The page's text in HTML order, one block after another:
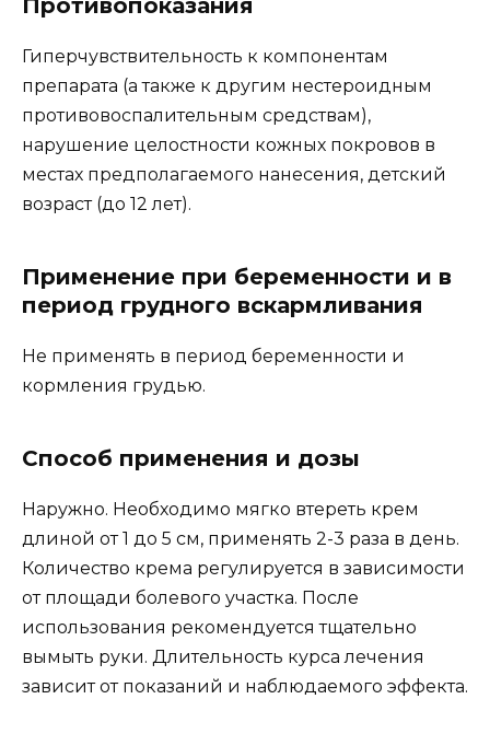
Противопоказания
Гиперчувствительность к компонентам
препарата (а также к другим нестероидным
противовоспалительным средствам),
нарушение целостности кожных покровов в
местах предполагаемого нанесения, детский
возраст (до 12 лет).
Применение при беременности и в
период грудного вскармливания
Не применять в период беременности и
кормления грудью.
Способ применения и дозы
Наружно. Необходимо мягко втереть крем
длиной от 1 до 5 см, применять 2-3 раза в день.
Количество крема регулируется в зависимости
от площади болевого участка. После
использования рекомендуется тщательно
вымыть руки. Длительность курса лечения
зависит от показаний и наблюдаемого эффекта.